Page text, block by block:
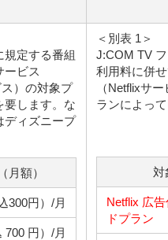
定する番組
ービス
）の対象プ
要します。な
ディズニープ
月額）
300円）/月
700 円）/月
＜別表 1＞
J:COM TV
利用料に併
（Netflixサ
ランによっ
対
Netflix 広
ドプラン